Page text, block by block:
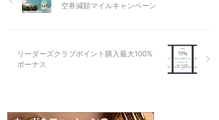
空券減額マイルキャンペーン
リーダーズクラブポイント購入最大100%
ボーナス